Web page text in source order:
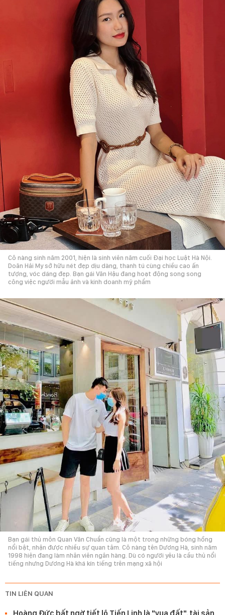
Cô nàng sinh năm 2001, hiện là sinh viên năm cuối Đại học Luật Hà Nội.
Doãn Hải My sở hữu nét đẹp dịu dàng, thanh tú cùng chiều cao ấn
tượng, vóc dáng đẹp. Bạn gái Văn Hậu đang hoạt động song song
công việc người mẫu ảnh và kinh doanh mỹ phẩm
Bạn gái thủ môn Quan Văn Chuẩn cũng là một trong những bóng hồng
nổi bật, nhận được nhiều sự quan tâm. Cô nàng tên Dương Hà, sinh năm
1998 hiện đang làm nhân viên ngân hàng. Dù có người yêu là cầu thủ nổi
tiếng nhưng Dương Hà khá kín tiếng trên mạng xã hội
TIN LIÊN QUAN